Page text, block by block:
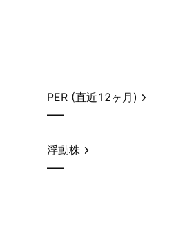
PER (直近12ヶ月)
—
浮動株
—